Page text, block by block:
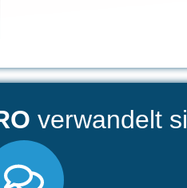
verwandelt